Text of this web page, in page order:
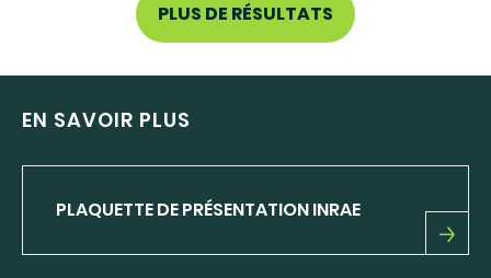
PLUS DE RÉSULTATS
EN SAVOIR PLUS
PLAQUETTE DE PRÉSENTATION INRAE
PLAQUETTE